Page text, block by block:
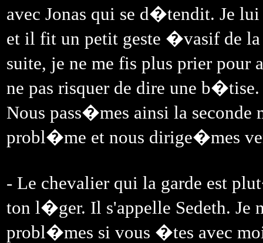
avec Jonas qui se d�tendit. Je
et il fit un petit geste �vasif de
suite, je ne me fis plus prier pour
ne pas risquer de dire une b�tise.
Nous pass�mes ainsi la seconde
probl�me et nous dirige�mes
- Le chevalier qui la garde est
ton l�ger. Il s'appelle Sedeth. Je
probl�mes si vous �tes avec